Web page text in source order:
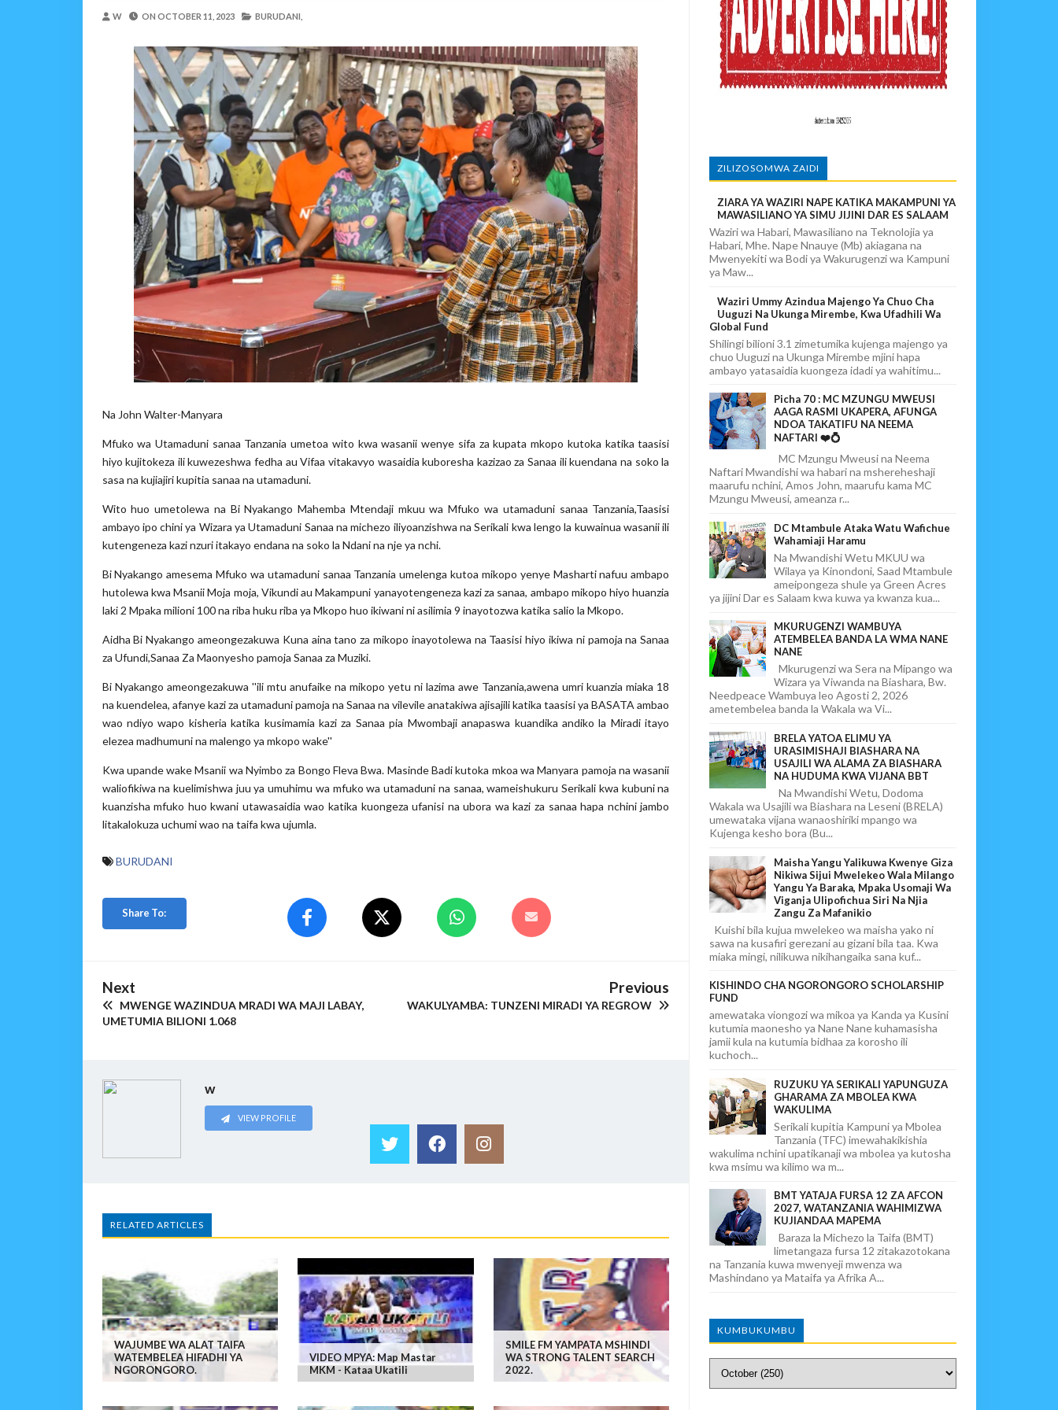
OSCAR ASSENGA-
MSUMBA-Aug 08 2026
WRRB YAJA NA UBUNIFU KWENYE ZAO LA PARACHICHI
Alex Sonna- Aug 08 2026
WMA YAPONGEZWA KWA KUANZISHA KLABU ZA VIPIMO SHULENI
MSUMBA-Aug 08 2026
PROF. SHEMDOE AHAIDI TAMISEMI KUTEKELEZA KIKAMILIFU JUKUMU LA USIMAMIZI WA DART
MSUMBA -Aug 08 2026
Niliteswa Na Ndoto Za Kutisha Usiku, Mpaka Kinga Imara Ilipofagia Majini Yote Nyumbani
Zawadi-Aug 08 2026
Nilinusurika Jela Kwa Dhuluma, Mpaka Tiba Ya Kienyeji Iliponipa Ushindi Mahakamani
Zawadi- Aug 08 2026
W ON OCTOBER 11, 2023 BURUDANI,
Na John Walter-Manyara
Mfuko wa Utamaduni sanaa Tanzania umetoa wito kwa wasanii wenye sifa za kupata mkopo kutoka katika taasisi
hiyo kujitokeza ili kuwezeshwa fedha au Vifaa vitakavyo wasaidia kuboresha kazizao za Sanaa ili kuendana na soko la
sasa na kujiajiri kupitia sanaa na utamaduni.
Wito huo umetolewa na Bi Nyakango Mahemba Mtendaji mkuu wa Mfuko wa utamaduni sanaa Tanzania,Taasisi
ambayo ipo chini ya Wizara ya Utamaduni Sanaa na michezo iliyoanzishwa na Serikali kwa lengo la kuwainua wasanii ili
kutengeneza kazi nzuri itakayo endana na soko la Ndani na nje ya nchi.
Bi Nyakango amesema Mfuko wa utamaduni sanaa Tanzania umelenga kutoa mikopo yenye Masharti nafuu ambapo
hutolewa kwa Msanii Moja moja, Vikundi au Makampuni yanayotengeneza kazi za sanaa, ambapo mikopo hiyo huanzia
laki 2 Mpaka milioni 100 na riba huku riba ya Mkopo huo ikiwani ni asilimia 9 inayotozwa katika salio la Mkopo.
Aidha Bi Nyakango ameongezakuwa Kuna aina tano za mikopo inayotolewa na Taasisi hiyo ikiwa ni pamoja na Sanaa
za Ufundi,Sanaa Za Maonyesho pamoja Sanaa za Muziki.
Bi Nyakango ameongezakuwa ''ili mtu anufaike na mikopo yetu ni lazima awe Tanzania,awena umri kuanzia miaka 18
na kuendelea, afanye kazi za utamaduni pamoja na Sanaa na vilevile anatakiwa ajisajili katika taasisi ya BASATA ambao
wao ndiyo wapo kisheria katika kusimamia kazi za Sanaa pia Mwombaji anapaswa kuandika andiko la Miradi itayo
elezea madhumuni na malengo ya mkopo wake''
Kwa upande wake Msanii wa Nyimbo za Bongo Fleva Bwa. Masinde Badi kutoka mkoa wa Manyara pamoja na wasanii
waliofikiwa na kuelimishwa juu ya umuhimu wa mfuko wa utamaduni na sanaa, wameishukuru Serikali kwa kubuni na
kuanzisha mfuko huo kwani utawasaidia wao katika kuongeza ufanisi na ubora wa kazi za sanaa hapa nchini jambo
litakalokuza uchumi wao na taifa kwa ujumla.
BURUDANI
Share To:
Next
MWENGE WAZINDUA MRADI WA MAJI LABAY,
UMETUMIA BILIONI 1.068
Previous
WAKULYAMBA: TUNZENI MIRADI YA REGROW
w
VIEW PROFILE
RELATED ARTICLES
WAJUMBE WA ALAT TAIFA
WATEMBELEA HIFADHI YA
NGORONGORO.
VIDEO MPYA: Map Mastar
MKM - Kataa Ukatili
SMILE FM YAMPATA MSHINDI
WA STRONG TALENT SEARCH
2022.
ZILIZOSOMWA ZAIDI
ZIARA YA WAZIRI NAPE KATIKA MAKAMPUNI YA
MAWASILIANO YA SIMU JIJINI DAR ES SALAAM
Waziri wa Habari, Mawasiliano na Teknolojia ya
Habari, Mhe. Nape Nnauye (Mb) akiagana na
Mwenyekiti wa Bodi ya Wakurugenzi wa Kampuni
ya Maw...
Waziri Ummy Azindua Majengo Ya Chuo Cha
Uuguzi Na Ukunga Mirembe, Kwa Ufadhili Wa
Global Fund
Shilingi bilioni 3.1 zimetumika kujenga majengo ya
chuo Uuguzi na Ukunga Mirembe mjini hapa
ambayo yatasaidia kuongeza idadi ya wahitimu...
Picha 70 : MC MZUNGU MWEUSI
AAGA RASMI UKAPERA, AFUNGA
NDOA TAKATIFU NA NEEMA
NAFTARI ❤️💍
MC Mzungu Mweusi na Neema
Naftari Mwandishi wa habari na mshereheshaji
maarufu nchini, Amos John, maarufu kama MC
Mzungu Mweusi, ameanza r...
DC Mtambule Ataka Watu Wafichue
Wahamiaji Haramu
Na Mwandishi Wetu MKUU wa
Wilaya ya Kinondoni, Saad Mtambule
ameipongeza shule ya Green Acres
ya jijini Dar es Salaam kwa kuwa ya kwanza kua...
MKURUGENZI WAMBUYA
ATEMBELEA BANDA LA WMA NANE
NANE
Mkurugenzi wa Sera na Mipango wa
Wizara ya Viwanda na Biashara, Bw.
Needpeace Wambuya leo Agosti 2, 2026
ametembelea banda la Wakala wa Vi...
BRELA YATOA ELIMU YA
URASIMISHAJI BIASHARA NA
USAJILI WA ALAMA ZA BIASHARA
NA HUDUMA KWA VIJANA BBT
Na Mwandishi Wetu, Dodoma
Wakala wa Usajili wa Biashara na Leseni (BRELA)
umewataka vijana wanaoshiriki mpango wa
Kujenga kesho bora (Bu...
Maisha Yangu Yalikuwa Kwenye Giza
Nikiwa Sijui Mwelekeo Wala Milango
Yangu Ya Baraka, Mpaka Usomaji Wa
Viganja Ulipofichua Siri Na Njia
Zangu Za Mafanikio
Kuishi bila kujua mwelekeo wa maisha yako ni
sawa na kusafiri gerezani au gizani bila taa. Kwa
miaka mingi, nilikuwa nikihangaika sana kuf...
KISHINDO CHA NGORONGORO SCHOLARSHIP
FUND
amewataka viongozi wa mikoa ya Kanda ya Kusini
kutumia maonesho ya Nane Nane kuhamasisha
jamii kula na kutumia bidhaa za korosho ili
kuchoch...
RUZUKU YA SERIKALI YAPUNGUZA
GHARAMA ZA MBOLEA KWA
WAKULIMA
Serikali kupitia Kampuni ya Mbolea
Tanzania (TFC) imewahakikishia
wakulima nchini upatikanaji wa mbolea ya kutosha
kwa msimu wa kilimo wa m...
BMT YATAJA FURSA 12 ZA AFCON
2027, WATANZANIA WAHIMIZWA
KUJIANDAA MAPEMA
Baraza la Michezo la Taifa (BMT)
limetangaza fursa 12 zitakazotokana
na Tanzania kuwa mwenyeji mwenza wa
Mashindano ya Mataifa ya Afrika A...
KUMBUKUMBU